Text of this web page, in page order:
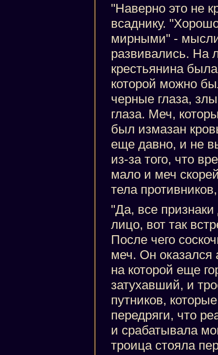
"Наверно это не
всаднику.
мирными" -
развивались. На
крестьянина
которой можно
черные глаза,
глаза. Меч,
был измазан
еще давно, и не
из-за того, что
мало и меч
тела
"Да, все
лицо, вот так
После чего
меч. Он оказался
на которой еще
затухавший, и
путников,
передряги, что
и срабатывала
троица стояла